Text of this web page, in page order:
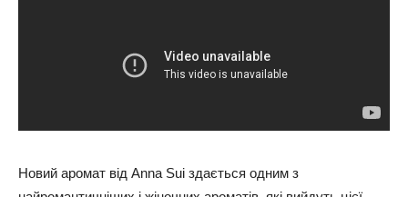
Новий аромат від Anna Sui здається одним з